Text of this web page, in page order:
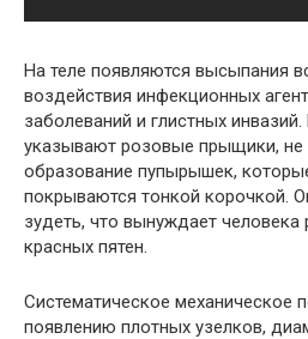
На теле появляются высыпания
воздействия инфекционных
заболеваний и глистных
указывают розовые прыщики, не
образование пупырышек,
покрываются тонкой корочкой.
зудеть, что вынуждает
красных пятен.
Систематическое механическое
появлению плотных узелков,